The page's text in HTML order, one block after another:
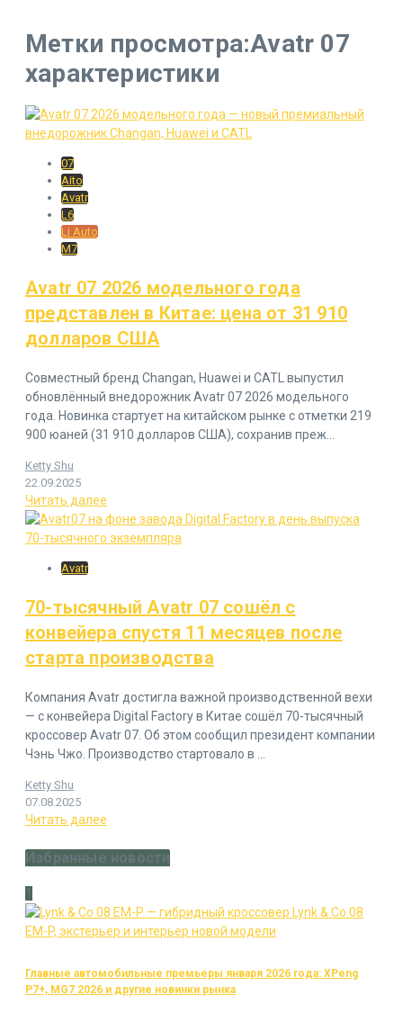
Метки просмотра:Avatr 07
характеристики
07
Aito
Avatr
L6
Li Auto
M7
Avatr 07 2026 модельного года
представлен в Китае: цена от 31 910
долларов США
Совместный бренд Changan, Huawei и CATL выпустил
обновлённый внедорожник Avatr 07 2026 модельного
года. Новинка стартует на китайском рынке с отметки 219
900 юаней (31 910 долларов США), сохранив преж...
Ketty Shu
22.09.2025
Читать далее
Avatr
70-тысячный Avatr 07 сошёл с
конвейера спустя 11 месяцев после
старта производства
Компания Avatr достигла важной производственной вехи
— с конвейера Digital Factory в Китае сошёл 70-тысячный
кроссовер Avatr 07. Об этом сообщил президент компании
Чэнь Чжо. Производство стартовало в ...
Ketty Shu
07.08.2025
Читать далее
Избранные новости
1
Главные автомобильные премьеры января 2026 года: XPeng
P7+, MG7 2026 и другие новинки рынка